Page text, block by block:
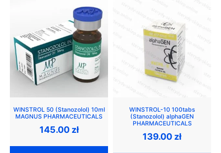
WINSTROL 50 (Stanozolol) 10ml
MAGNUS PHARMACEUTICALS
145.00 zł
WINSTROL-10 100tabs
(Stanozolol) alphaGEN
PHARMACEUTICALS
139.00 zł